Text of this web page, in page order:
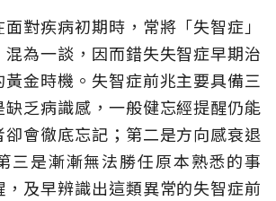
對疾病初期時，常將「失智症」
為一談，因而錯失失智症早期治
金時機。失智症前兆主要具備三
缺乏病識感，一般健忘經提醒仍能
會徹底忘記；第二是方向感衰退
三是漸漸無法勝任原本熟悉的事
及早辨識出這類異常的失智症前